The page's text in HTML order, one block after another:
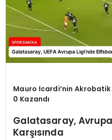
Mauro Icardi’nin
0 Kazandı
Galatasaray,
Karşısında